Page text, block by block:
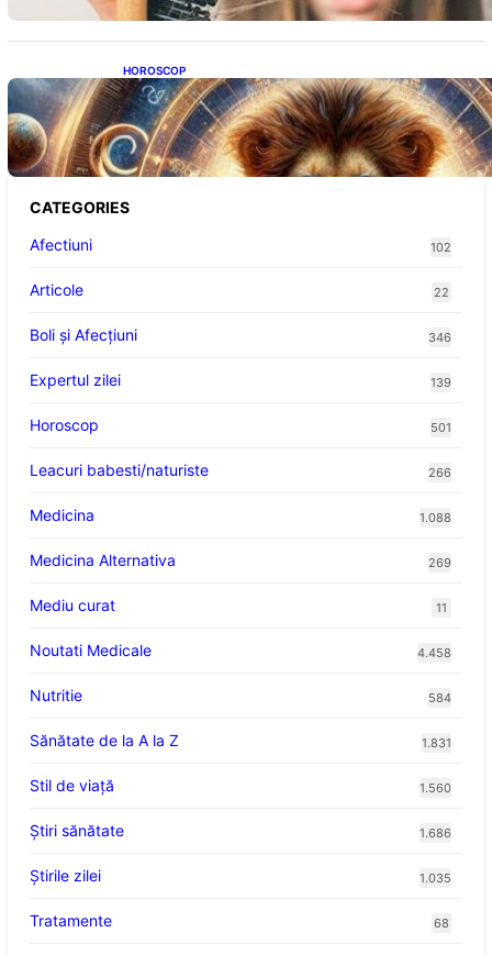
HOROSCOP
Portalul Leului 8/8: Oportunități de
Abundență pentru Cinci Zodii în 2026
CATEGORIES
Afectiuni
102
Articole 22
Boli și Afecțiuni 346
Expertul zilei 139
Horoscop 501
Leacuri babesti/naturiste 266
Medicina 1.088
Medicina Alternativa 269
Mediu curat 11
Noutati Medicale 4.458
Nutritie 584
Sănătate de la A la Z 1.831
Stil de viaţă 1.560
Ştiri sănătate 1.686
Știrile zilei 1.035
Tratamente 68